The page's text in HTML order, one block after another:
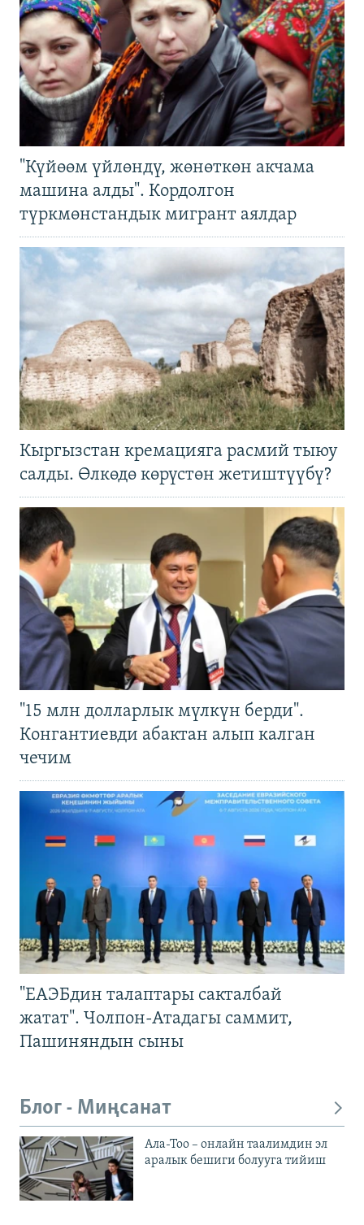
"Күйөөм үйлөндү, жөнөткөн акчама
машина алды". Кордолгон
түркмөнстандык мигрант аялдар
Кыргызстан кремацияга расмий тыюу
салды. Өлкөдө көрүстөн жетиштүүбү?
"15 млн долларлык мүлкүн берди".
Конгантиевди абактан алып калган
чечим
"ЕАЭБдин талаптары сакталбай
жатат". Чолпон-Атадагы саммит,
Пашиняндын сыны
Блог - Миңсанат
Ала-Тоо – онлайн таалимдин эл
аралык бешиги болууга тийиш